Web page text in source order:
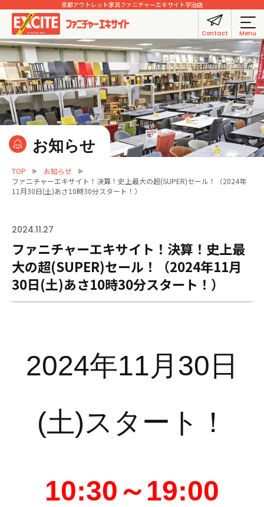
京都アウトレット家具ファニチャーエキサイト宇治店
Contact Menu
お知らせ
TOP
お知らせ
ファニチャーエキサイト！決算！史上最大の超(SUPER)セール！（2024年
11月30日(土)あさ10時30分スタート！）
2024.11.27
ファニチャーエキサイト！決算！史上最
大の超(SUPER)セール！（2024年11月
30日(土)あさ10時30分スタート！）
2024年11月30日
(土)スタート！
10:30～19:00